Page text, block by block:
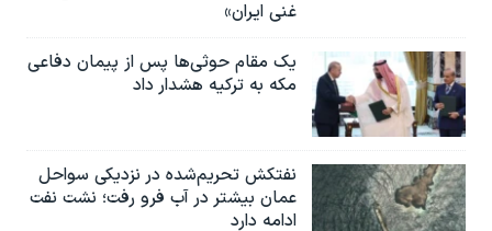
غنی ایران»
یک مقام حوثی‌ها پس از پیمان دفاعی
مکه به ترکیه هشدار داد
نفتکش تحریم‌شده در نزدیکی سواحل
عمان بیشتر در آب فرو رفت؛ نشت نفت
ادامه دارد